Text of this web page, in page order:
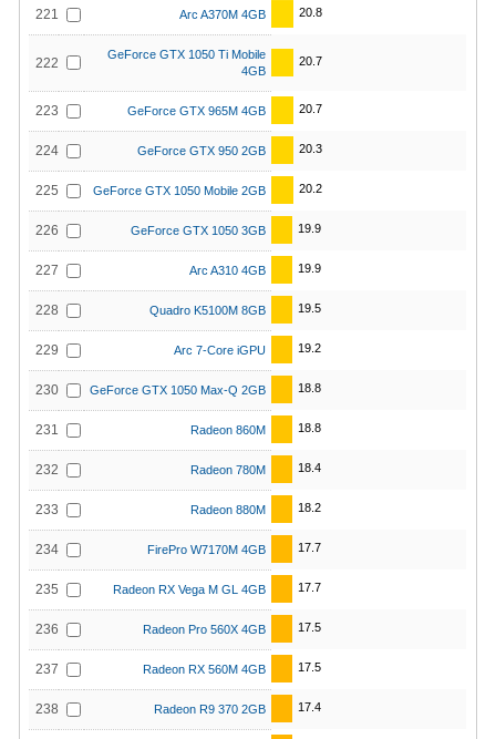
221 Arc A370M 4GB 20.8
222
GeForce GTX 1050 Ti Mobile
4GB
20.7
223 GeForce GTX 965M 4GB 20.7
224 GeForce GTX 950 2GB 20.3
225 GeForce GTX 1050 Mobile 2GB 20.2
226 GeForce GTX 1050 3GB 19.9
227 Arc A310 4GB 19.9
228 Quadro K5100M 8GB 19.5
229 Arc 7-Core iGPU 19.2
230 GeForce GTX 1050 Max-Q 2GB 18.8
231 Radeon 860M 18.8
232 Radeon 780M 18.4
233 Radeon 880M 18.2
234 FirePro W7170M 4GB 17.7
235 Radeon RX Vega M GL 4GB 17.7
236 Radeon Pro 560X 4GB 17.5
237 Radeon RX 560M 4GB 17.5
238 Radeon R9 370 2GB 17.4